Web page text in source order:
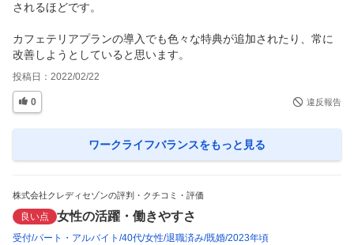
されるほどです。
カフェテリアプランの導入でも色々な特典が追加されたり、常に
改善しようとしていると思います。
投稿日： 2022/02/22
0 違反報告
ワークライフバランスをもっと見る
株式会社クレディセゾンの評判・クチコミ・評価
良い点 女性の活躍・働きやすさ
受付 パート・アルバイト 40代 女性 退職済み 既婚 2023年頃